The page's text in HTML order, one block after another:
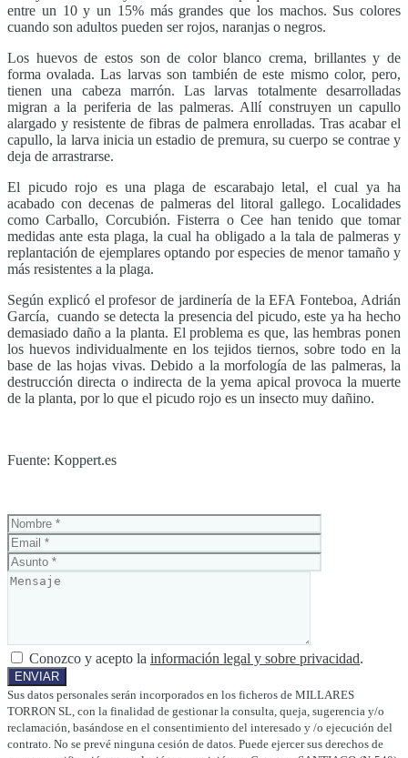
entre un 10 y un 15% más grandes que los machos. Sus colores
cuando son adultos pueden ser rojos, naranjas o negros.
Los huevos de estos son de color blanco crema, brillantes y de
forma ovalada. Las larvas son también de este mismo color, pero,
tienen una cabeza marrón. Las larvas totalmente desarrolladas
migran a la periferia de las palmeras. Allí construyen un capullo
alargado y resistente de fibras de palmera enrolladas. Tras acabar el
capullo, la larva inicia un estadio de premura, su cuerpo se contrae y
deja de arrastrarse.
El picudo rojo es una plaga de escarabajo letal, el cual ya ha
acabado con decenas de palmeras del litoral gallego. Localidades
como Carballo, Corcubión. Fisterra o Cee han tenido que tomar
medidas ante esta plaga, la cual ha obligado a la tala de palmeras y
replantación de ejemplares optando por especies de menor tamaño y
más resistentes a la plaga.
Según explicó el profesor de jardinería de la EFA Fonteboa, Adrián
García, cuando se detecta la presencia del picudo, este ya ha hecho
demasiado daño a la planta. El problema es que, las hembras ponen
los huevos individualmente en los tejidos tiernos, sobre todo en la
base de las hojas vivas. Debido a la morfología de las palmeras, la
destrucción directa o indirecta de la yema apical provoca la muerte
de la planta, por lo que el picudo rojo es un insecto muy dañino.
Fuente: Koppert.es
Conozco y acepto la información legal y sobre privacidad.
Sus datos personales serán incorporados en los ficheros de MILLARES
TORRON SL, con la finalidad de gestionar la consulta, queja, sugerencia y/o
reclamación, basándose en el consentimiento del interesado y /o ejecución del
contrato. No se prevé ninguna cesión de datos. Puede ejercer sus derechos de